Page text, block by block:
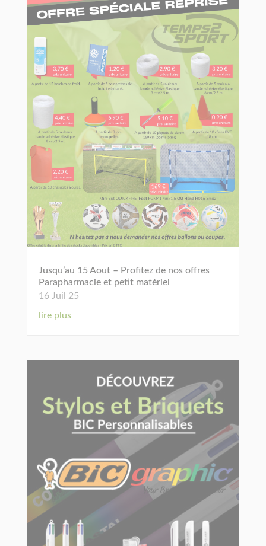
Jusqu’au 15 Aout – Profitez de nos offres
Parapharmacie et petit matériel
16 Juil 25
lire plus